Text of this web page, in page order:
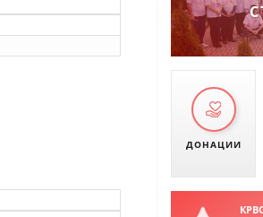
ДОНАЦИИ